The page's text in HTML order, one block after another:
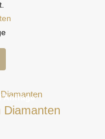
Anfrage
Diamanten